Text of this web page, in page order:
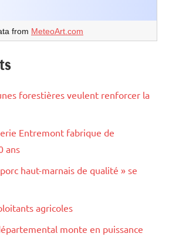
from MeteoArt.com
forestières veulent renforcer la
Entremont fabrique de
ans
haut-marnais de qualité » se
agricoles
monte en puissance